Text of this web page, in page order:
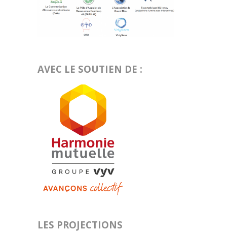
AVEC LE SOUTIEN DE :
LES PROJECTIONS